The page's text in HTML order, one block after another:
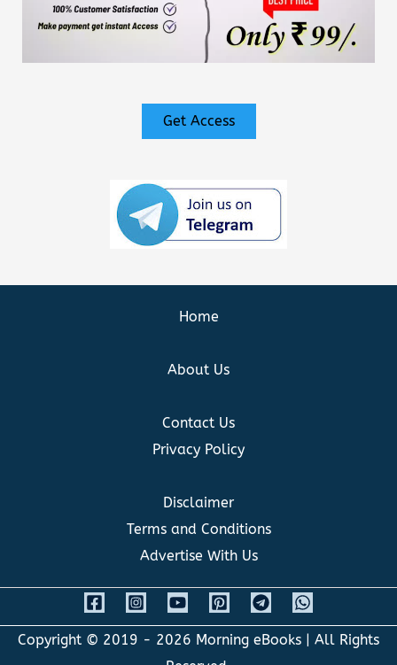
Get Access
Home
About Us
Contact Us
Privacy Policy
Disclaimer
Terms and Conditions
Advertise With Us
Copyright © 2019 - 2026 Morning eBooks | All Rights